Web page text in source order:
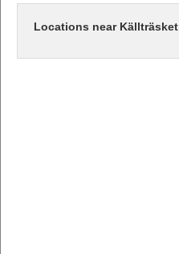
Locations near Källträsket